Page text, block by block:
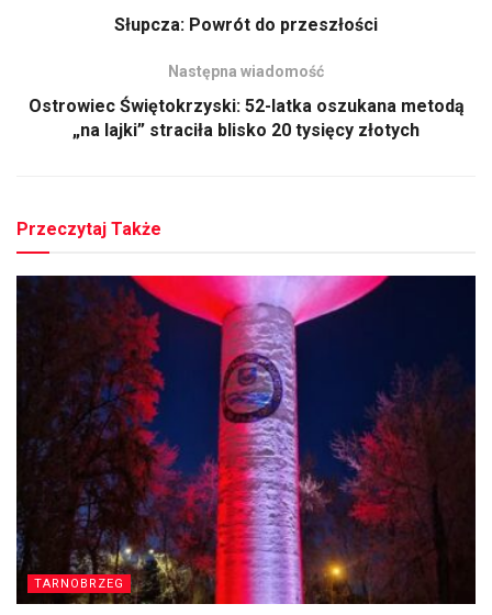
Słupcza: Powrót do przeszłości
Następna wiadomość
Ostrowiec Świętokrzyski: 52-latka oszukana metodą
„na lajki” straciła blisko 20 tysięcy złotych
Przeczytaj Także
TARNOBRZEG